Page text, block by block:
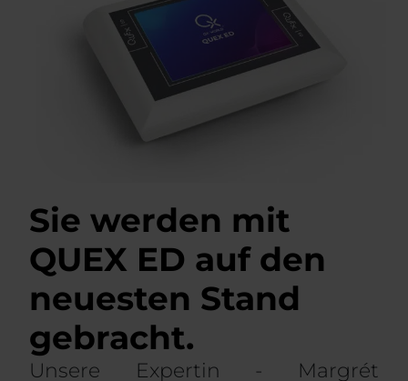
Sie werden mit
QUEX ED auf den
neuesten Stand
gebracht.
Unsere Expertin - Margrét